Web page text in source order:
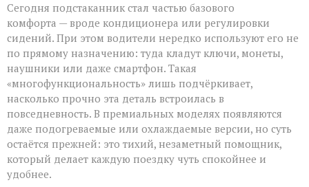
Сегодня подстаканник стал частью базового
комфорта — вроде кондиционера или регулировки
сидений. При этом водители нередко используют его не
по прямому назначению: туда кладут ключи, монеты,
наушники или даже смартфон. Такая
«многофункциональность» лишь подчёркивает,
насколько прочно эта деталь встроилась в
повседневность. В премиальных моделях появляются
даже подогреваемые или охлаждаемые версии, но суть
остаётся прежней: это тихий, незаметный помощник,
который делает каждую поездку чуть спокойнее и
удобнее.